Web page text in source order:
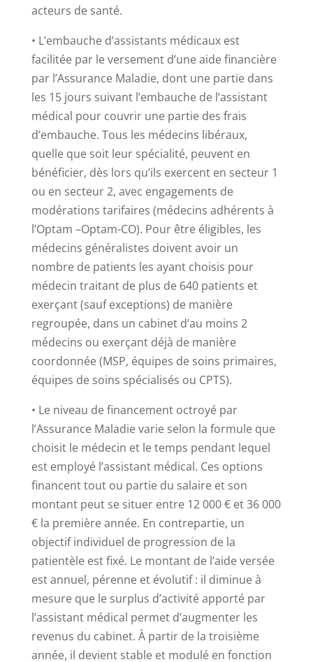
acteurs de santé.
• L’embauche d’assistants médicaux est
facilitée par le versement d’une aide financière
par l’Assurance Maladie, dont une partie dans
les 15 jours suivant l’embauche de l’assistant
médical pour couvrir une partie des frais
d’embauche. Tous les médecins libéraux,
quelle que soit leur spécialité, peuvent en
bénéficier, dès lors qu’ils exercent en secteur 1
ou en secteur 2, avec engagements de
modérations tarifaires (médecins adhérents à
l’Optam –Optam-CO). Pour être éligibles, les
médecins généralistes doivent avoir un
nombre de patients les ayant choisis pour
médecin traitant de plus de 640 patients et
exerçant (sauf exceptions) de manière
regroupée, dans un cabinet d’au moins 2
médecins ou exerçant déjà de manière
coordonnée (MSP, équipes de soins primaires,
équipes de soins spécialisés ou CPTS).
• Le niveau de financement octroyé par
l’Assurance Maladie varie selon la formule que
choisit le médecin et le temps pendant lequel
est employé l’assistant médical. Ces options
financent tout ou partie du salaire et son
montant peut se situer entre 12 000 € et 36 000
€ la première année. En contrepartie, un
objectif individuel de progression de la
patientèle est fixé. Le montant de l’aide versée
est annuel, pérenne et évolutif : il diminue à
mesure que le surplus d’activité apporté par
l’assistant médical permet d’augmenter les
revenus du cabinet. À partir de la troisième
année, il devient stable et modulé en fonction